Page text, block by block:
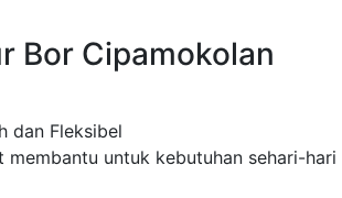
Bor Cipamokolan
dan Fleksibel
untuk kebutuhan sehari-hari